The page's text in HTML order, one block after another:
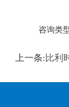
咨询类
上一条: 比利